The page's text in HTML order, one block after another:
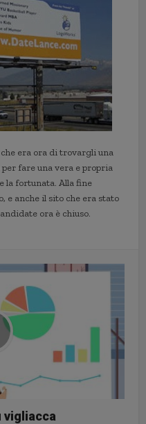
era ora di trovargli una
fare una vera e propria
la fortunata. Alla fine
e anche il sito che era stato
ora è chiuso.
vigliacca